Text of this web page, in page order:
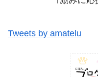
Tweets by amatelu